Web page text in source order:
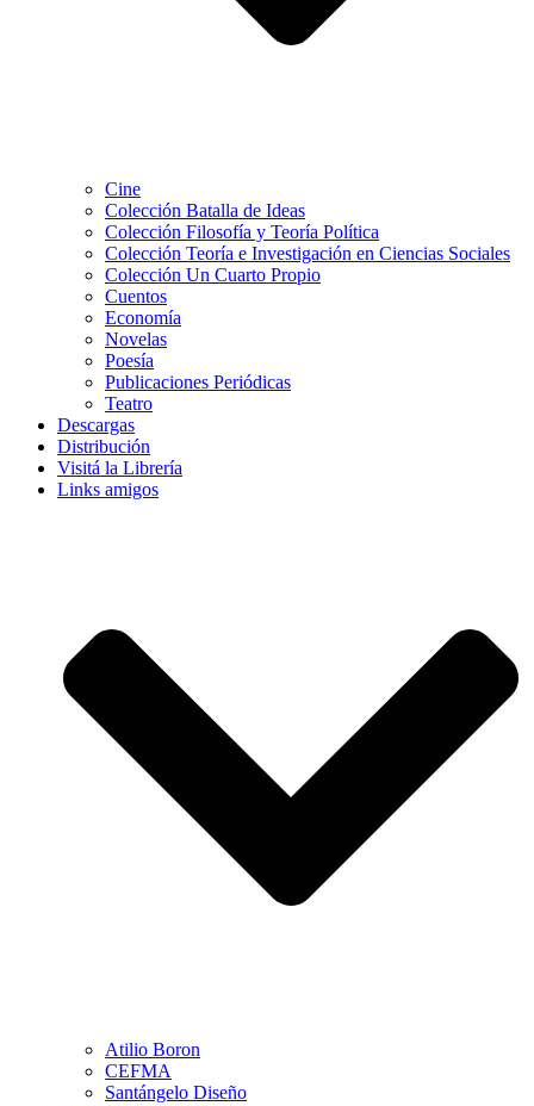
Cine
Colección Batalla de Ideas
Colección Filosofía y Teoría Política
Colección Teoría e Investigación en Ciencias Sociales
Colección Un Cuarto Propio
Cuentos
Economía
Novelas
Poesía
Publicaciones Periódicas
Teatro
Descargas
Distribución
Visitá la Librería
Links amigos
Atilio Boron
CEFMA
Santángelo Diseño